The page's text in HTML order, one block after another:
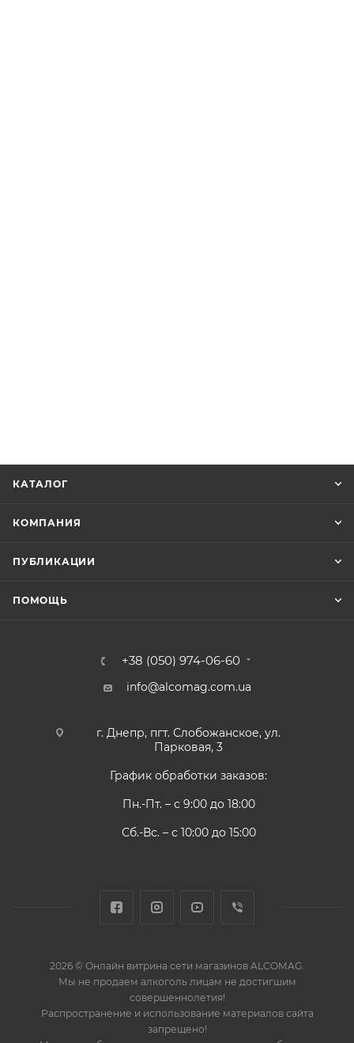
КАТАЛОГ
КОМПАНИЯ
ПУБЛИКАЦИИ
ПОМОЩЬ
+38 (050) 974-06-60
info@alcomag.com.ua
г. Днепр, пгт. Слобожанское, ул.
Парковая, 3
График обработки заказов:
Пн.-Пт. – с 9:00 до 18:00
Сб.-Вс. – с 10:00 до 15:00
2026 © Онлайн витрина сети магазинов ALCOMAG.
Мы не продаем алкоголь лицам не достигшим
совершеннолетия!
Распространение и использование материалов сайта
запрещено!